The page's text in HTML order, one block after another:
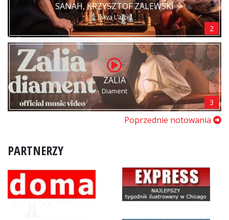
SANAH, KRZYSZTOF ZALEWSKI
Eviva L’arte!
2
ZALIA
Diament
3
Poprzednie notowania
PARTNERZY